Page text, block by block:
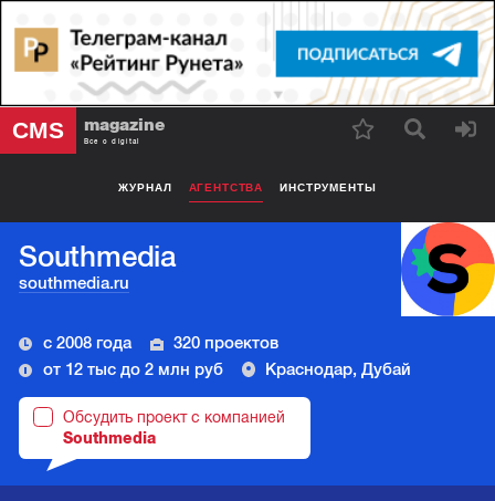
CMS magazine
Все о digital
ЖУРНАЛ АГЕНТСТВА ИНСТРУМЕНТЫ
Southmedia
southmedia.ru
с 2008 года
320 проектов
от 12 тыс до 2 млн руб
Краснодар, Дубай
Обсудить проект с компанией
Southmedia